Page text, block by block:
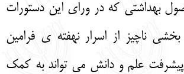
بهداشتی که در ورای این دستورات
بخشی ناچیز از اسرار نهفته‌ ی فرامین
علم و دانش می‌ تواند به کمک